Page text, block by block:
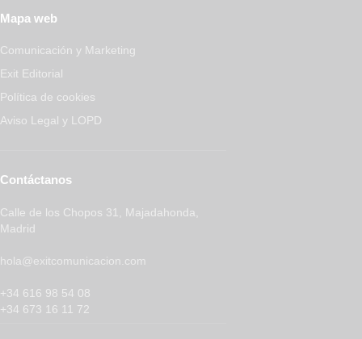
Mapa web
Comunicación y Marketing
Exit Editorial
Política de cookies
Aviso Legal y LOPD
Contáctanos
Calle de los Chopos 31, Majadahonda,
Madrid
hola@exitcomunicacion.com
+34 616 98 54 08
+34 673 16 11 72